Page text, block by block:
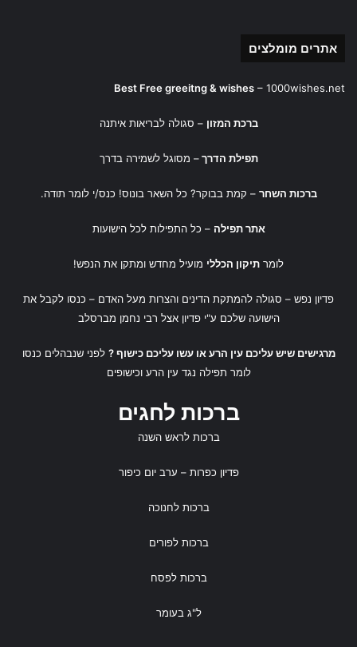
אתרים מומלצים
Best Free greeitng & wishes – 1000wishes.net
ברכת המזון – סגולה לבריאות איתנה
תפילת הדרך – מסוגל לשמירה בדרך
ברכות השחר – קמת בבוקר? כל השאר בונוס! כנס/י לומר תודה.
אתר תפילה – כל התפילות לכל הישועות
לומר תיקון הכללי מועיל מחדש ומתקן את הנפש!
פדיון נפש – סגולה להמתקת הדינים והצרות מעל האדם – כנסו לקבל את
הישועה שלכם ע"יפדיון אצל רבי נחמן מברסלב
מרגישים שיש עליכם עין הרע או עשו עליכם כישוף ? לפני שנבהלים כנסו
לומר תפילה נגד עין הרע וכישופים
ברכות לחגים
ברכות לראש השנה
פדיון כפרות – ערב יום כיפור
ברכות לחנוכה
ברכות לפורים
ברכות לפסח
ל"ג בעומר